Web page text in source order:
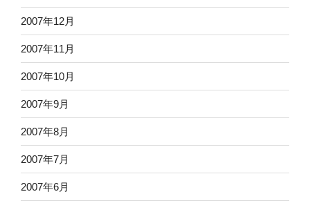
2007年12月
2007年11月
2007年10月
2007年9月
2007年8月
2007年7月
2007年6月